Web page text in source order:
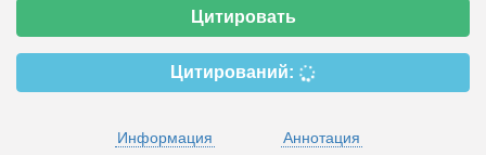
Цитировать
Цитирований:
Информация
Аннотация